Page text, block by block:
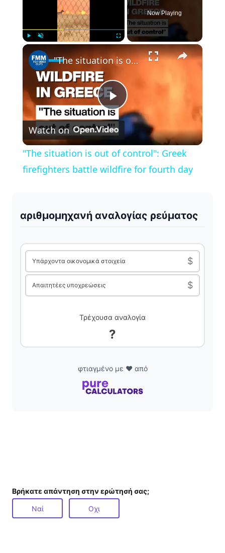
Now Playing
×
P
l
a
i
e
o
"The situation is out of control": Greek firefighters battle wildfire for fourth day
Watch on
"The situation is out of control": Greek
firefighters battle wildfire for fourth day
αριθμομηχανή αναλογίας ρεύματος
Υπάρχοντα οικονομικά στοιχεία $
Απαιτητέες υποχρεώσεις $
Τρέχουσα αναλογία
?
φτιαγμένο με ❤️ από
Βρήκατε απάντηση στην ερώτησή σας;
Ναί Οχι